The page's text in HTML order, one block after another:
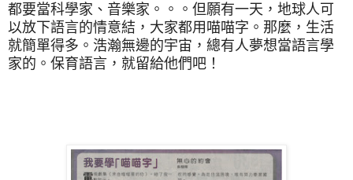
都要當科學家、音樂家。。。但願有一天，地球人可
以放下語言的情意結，大家都用喵喵字。那麼，生活
就簡單得多。浩瀚無邊的宇宙，總有人夢想當語言學
家的。保育語言，就留給他們吧！